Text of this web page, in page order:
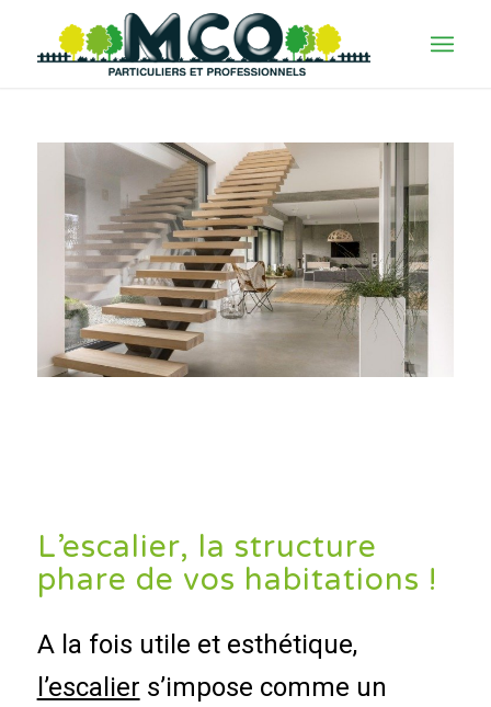
L’escalier, la structure
phare de vos habitations !
A la fois utile et esthétique,
l’escalier s’impose comme un